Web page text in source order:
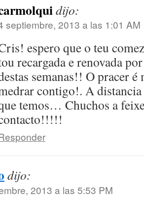
dijo:
septiembre, 2013 a las 1:01 AM
espero que o teu
recargada e renovada
semanas!! O pracer
contigo!. A
temos… Chuchos a
dijo:
2013 a las 5:53 PM